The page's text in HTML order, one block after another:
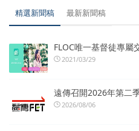
精選新聞稿 最新新聞稿
FLOC唯一基督徒專屬
2021/03/29
遠傳召開2026年第二
2026/08/06